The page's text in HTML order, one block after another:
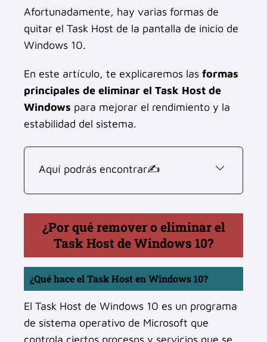
Afortunadamente, hay varias formas de
quitar el Task Host de la pantalla de inicio de
Windows 10.
En este artículo, te explicaremos las formas
principales de eliminar el Task Host de
Windows para mejorar el rendimiento y la
estabilidad del sistema.
Aquí podrás encontrar✍
¿Por qué remover o eliminar el
Task Host de Windows 10?
¿Qué hace el Task Host en Windows 10?
El Task Host de Windows 10 es un programa
de sistema operativo de Microsoft que
controla ciertos procesos y servicios que se